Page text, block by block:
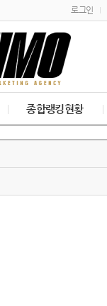
로그인
종합랭킹현황